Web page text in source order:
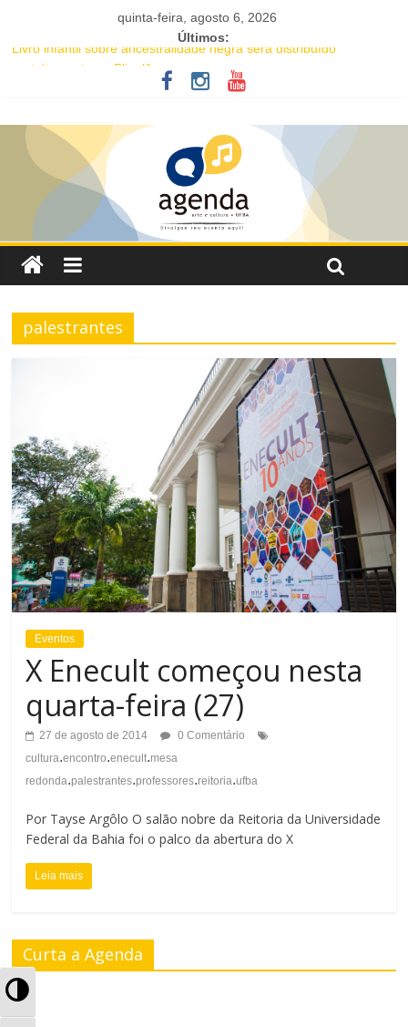
A
quinta-feira, agosto 6, 2026
Últimos:
Livro infantil sobre ancestralidade negra será distribuído
Academia de Letras da Bahia marca presença na Flipelô 2026
Comédia romântica “O que vem depois” reestreia na Casa Preta e
convida público a viver as aventuras de um casal na terceira
idade
Nesta sexta-feira (7), Luana Génot debate a cultura popular como
caminho para equidade racial
palestrantes
Eventos
X Enecult começou nesta
quarta-feira (27)
27 de agosto de 2014
0 Comentário
cultura.encontro.enecult.mesa
redonda.palestrantes.professores.reitoria.ufba
Por Tayse Argôlo O salão nobre da Reitoria da Universidade
Federal da Bahia foi o palco da abertura do X
Leia mais
Curta a Agenda